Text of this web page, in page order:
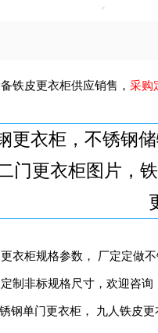
铁皮更衣柜供应销售， 采购
更衣柜，不锈钢
门更衣柜图片，
衣柜规格参数， 厂定定做
制非标规格尺寸，欢迎咨
钢单门更衣柜， 九人铁皮